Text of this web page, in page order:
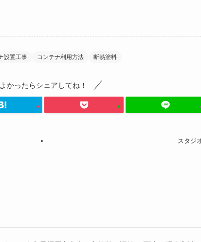
設置工事 コンテナ利用方法 断熱塗料
よかったらシェアしてね！
スタジ